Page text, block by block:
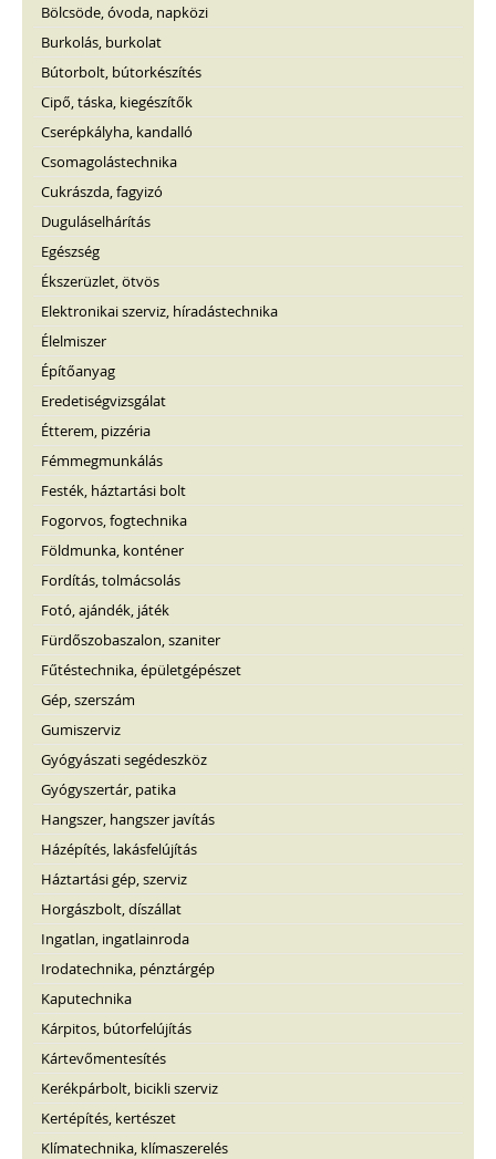
Bölcsöde, óvoda, napközi
Burkolás, burkolat
Bútorbolt, bútorkészítés
Cipő, táska, kiegészítők
Cserépkályha, kandalló
Csomagolástechnika
Cukrászda, fagyizó
Duguláselhárítás
Egészség
Ékszerüzlet, ötvös
Elektronikai szerviz, híradástechnika
Élelmiszer
Építőanyag
Eredetiségvizsgálat
Étterem, pizzéria
Fémmegmunkálás
Festék, háztartási bolt
Fogorvos, fogtechnika
Földmunka, konténer
Fordítás, tolmácsolás
Fotó, ajándék, játék
Fürdőszobaszalon, szaniter
Fűtéstechnika, épületgépészet
Gép, szerszám
Gumiszerviz
Gyógyászati segédeszköz
Gyógyszertár, patika
Hangszer, hangszer javítás
Házépítés, lakásfelújítás
Háztartási gép, szerviz
Horgászbolt, díszállat
Ingatlan, ingatlainroda
Irodatechnika, pénztárgép
Kaputechnika
Kárpitos, bútorfelújítás
Kártevőmentesítés
Kerékpárbolt, bicikli szerviz
Kertépítés, kertészet
Klímatechnika, klímaszerelés